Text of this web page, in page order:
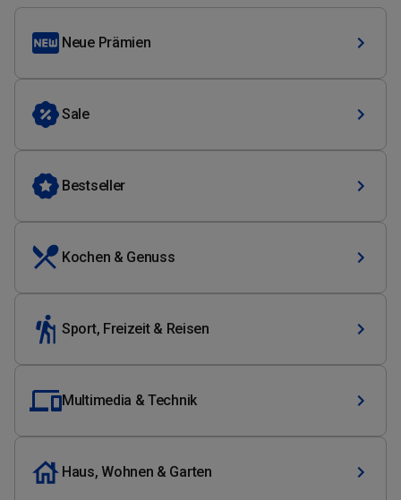
Neue Prämien
Sale
Bestseller
Kochen & Genuss
Sport, Freizeit & Reisen
Multimedia & Technik
Haus, Wohnen & Garten